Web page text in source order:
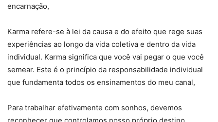
encarnação,
Karma refere-se à lei da causa e do efeito que rege suas
experiências ao longo da vida coletiva e dentro da vida
individual. Karma significa que você vai pegar o que você
semear. Este é o princípio da responsabilidade individual
que fundamenta todos os ensinamentos do meu canal,
Para trabalhar efetivamente com sonhos, devemos